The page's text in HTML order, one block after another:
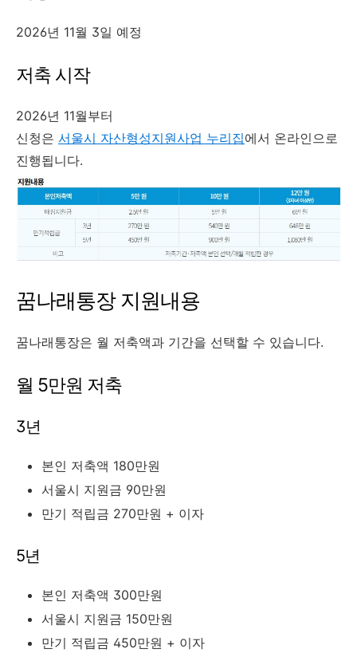
2026년 11월 3일 예정
저축 시작
2026년 11월부터
신청은 서울시 자산형성지원사업 누리집에서 온라인으로
진행됩니다.
꿈나래통장 지원내용
꿈나래통장은 월 저축액과 기간을 선택할 수 있습니다.
월 5만원 저축
3년
본인 저축액 180만원
서울시 지원금 90만원
만기 적립금 270만원 + 이자
5년
본인 저축액 300만원
서울시 지원금 150만원
만기 적립금 450만원 + 이자